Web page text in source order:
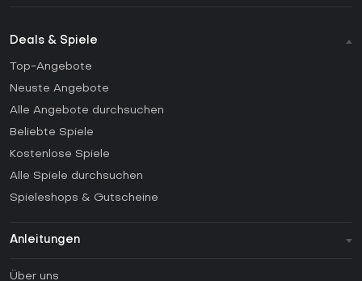
Deals & Spiele
Top-Angebote
Neuste Angebote
Alle Angebote durchsuchen
Beliebte Spiele
Kostenlose Spiele
Alle Spiele durchsuchen
Spieleshops & Gutscheine
Anleitungen
Über uns